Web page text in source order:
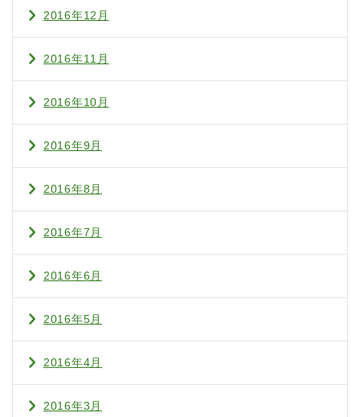
2016年12月
2016年11月
2016年10月
2016年9月
2016年8月
2016年7月
2016年6月
2016年5月
2016年4月
2016年3月